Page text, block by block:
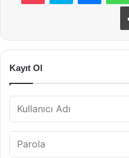
Kayıt Ol